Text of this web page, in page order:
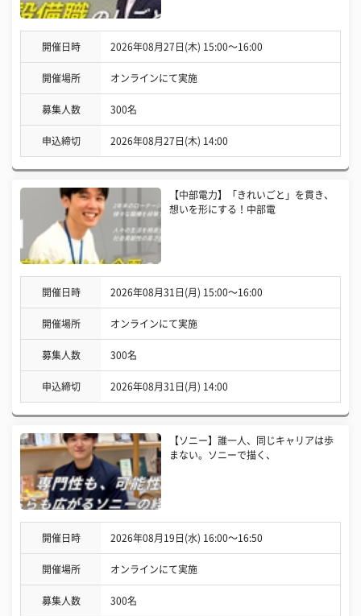
開催日時 2026年08月27日(木) 15:00〜16:00
開催場所 オンラインにて実施
募集人数 300名
申込締切 2026年08月27日(木) 14:00
【中部電力】「きれいごと」を貫き、
想いを形にする！中部電
開催日時 2026年08月31日(月) 15:00〜16:00
開催場所 オンラインにて実施
募集人数 300名
申込締切 2026年08月31日(月) 14:00
【ソニー】誰一人、同じキャリアは歩
まない。ソニーで描く、
開催日時 2026年08月19日(水) 16:00〜16:50
開催場所 オンラインにて実施
募集人数 300名